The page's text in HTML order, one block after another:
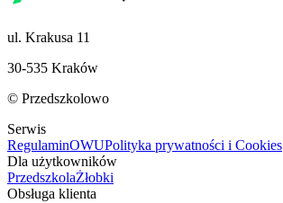
ul. Krakusa 11
30-535 Kraków
© Przedszkolowo
Serwis
RegulaminOWUPolityka prywatności i Cookies
Dla użytkowników
PrzedszkolaŻłobki
Obsługa klienta